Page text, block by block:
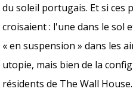
du soleil portugais. Et si ces
croisaient : l'une dans le sol
« en suspension » dans les
utopie, mais bien de la
résidents de The Wall